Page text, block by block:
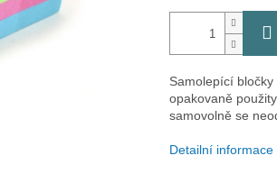
Samolepící
opakovaně
samovolně se
Detailní informace